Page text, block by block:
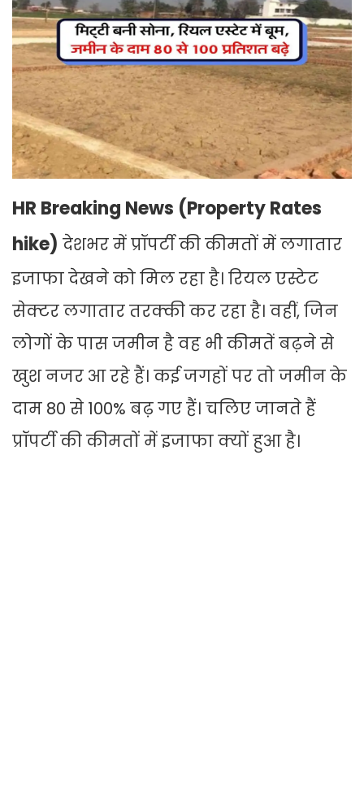
HR Breaking News (Property Rates
hike) देशभर में प्रॉपर्टी की कीमतों में लगातार
इजाफा देखने को मिल रहा है। रियल एस्टेट
सेक्टर लगातार तरक्की कर रहा है। वहीं, जिन
लोगों के पास जमीन है वह भी कीमतें बढ़ने से
खुश नजर आ रहे हैं। कई जगहों पर तो जमीन के
दाम 80 से 100% बढ़ गए हैं। चलिए जानते हैं
प्रॉपर्टी की कीमतों में इजाफा क्यों हुआ है।